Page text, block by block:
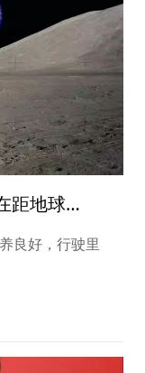
距地球
良好，行驶里